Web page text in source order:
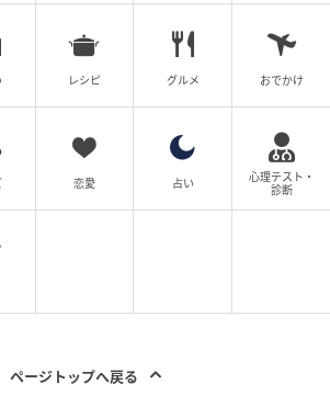
のような、ふんわりとした優しい風
のは少し気が引けるようなシーン
そっと優しい風を送れてスマートで
レシピ グルメ おでかけ
恋愛 占い
心理テスト・
診断
ページトップへ戻る